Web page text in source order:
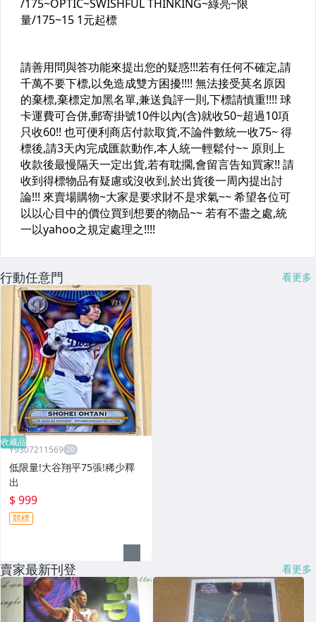
行動任意門 看更多
收藏品
Y9307211569
低限量!大谷翔平75張!稀少釋
出
$ 999
競標
賣家最新刊登 看更多